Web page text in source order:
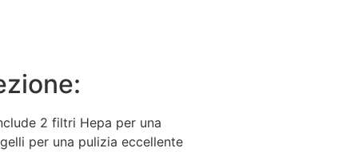
2 filtri Hepa per una
per una pulizia eccellente